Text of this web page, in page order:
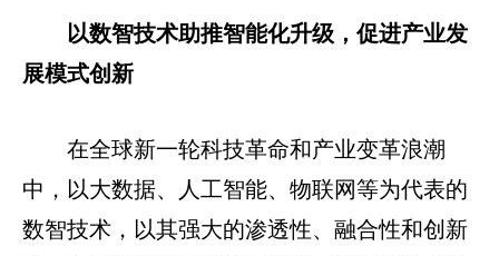
以数智技术助推智能化升级，促进产业发
展模式创新
在全球新一轮科技革命和产业变革浪潮
中，以大数据、人工智能、物联网等为代表的
数智技术，以其强大的渗透性、融合性和创新